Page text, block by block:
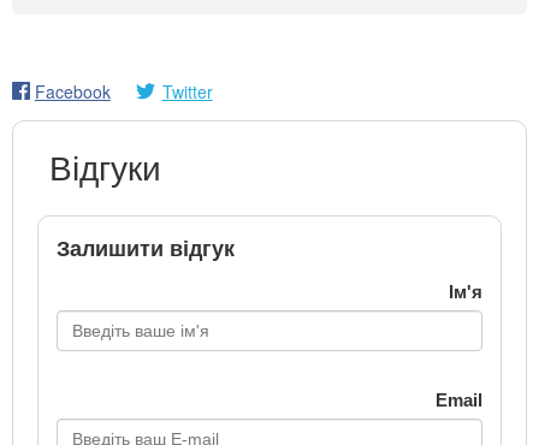
Facebook Twitter
Відгуки
Залишити відгук
Ім'я
Email